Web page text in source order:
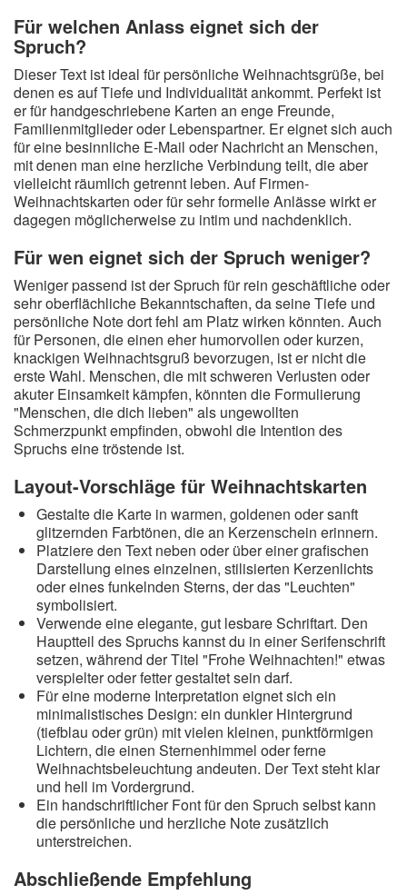
Für welchen Anlass eignet sich der
Spruch?
Dieser Text ist ideal für persönliche Weihnachtsgrüße, bei
denen es auf Tiefe und Individualität ankommt. Perfekt ist
er für handgeschriebene Karten an enge Freunde,
Familienmitglieder oder Lebenspartner. Er eignet sich auch
für eine besinnliche E-Mail oder Nachricht an Menschen,
mit denen man eine herzliche Verbindung teilt, die aber
vielleicht räumlich getrennt leben. Auf Firmen-
Weihnachtskarten oder für sehr formelle Anlässe wirkt er
dagegen möglicherweise zu intim und nachdenklich.
Für wen eignet sich der Spruch weniger?
Weniger passend ist der Spruch für rein geschäftliche oder
sehr oberflächliche Bekanntschaften, da seine Tiefe und
persönliche Note dort fehl am Platz wirken könnten. Auch
für Personen, die einen eher humorvollen oder kurzen,
knackigen Weihnachtsgruß bevorzugen, ist er nicht die
erste Wahl. Menschen, die mit schweren Verlusten oder
akuter Einsamkeit kämpfen, könnten die Formulierung
"Menschen, die dich lieben" als ungewollten
Schmerzpunkt empfinden, obwohl die Intention des
Spruchs eine tröstende ist.
Layout-Vorschläge für Weihnachtskarten
Gestalte die Karte in warmen, goldenen oder sanft
glitzernden Farbtönen, die an Kerzenschein erinnern.
Platziere den Text neben oder über einer grafischen
Darstellung eines einzelnen, stilisierten Kerzenlichts
oder eines funkelnden Sterns, der das "Leuchten"
symbolisiert.
Verwende eine elegante, gut lesbare Schriftart. Den
Hauptteil des Spruchs kannst du in einer Serifenschrift
setzen, während der Titel "Frohe Weihnachten!" etwas
verspielter oder fetter gestaltet sein darf.
Für eine moderne Interpretation eignet sich ein
minimalistisches Design: ein dunkler Hintergrund
(tiefblau oder grün) mit vielen kleinen, punktförmigen
Lichtern, die einen Sternenhimmel oder ferne
Weihnachtsbeleuchtung andeuten. Der Text steht klar
und hell im Vordergrund.
Ein handschriftlicher Font für den Spruch selbst kann
die persönliche und herzliche Note zusätzlich
unterstreichen.
Abschließende Empfehlung